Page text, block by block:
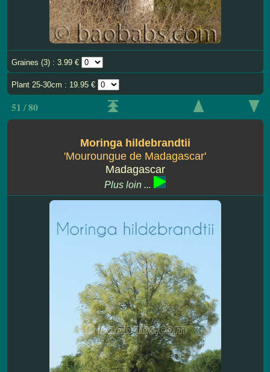
Graines (3) : 3.99 €
Plant 25-30cm : 19.95 €
51 / 80
Moringa hildebrandtii
'Mouroungue de Madagascar'
Madagascar
Plus loin ...